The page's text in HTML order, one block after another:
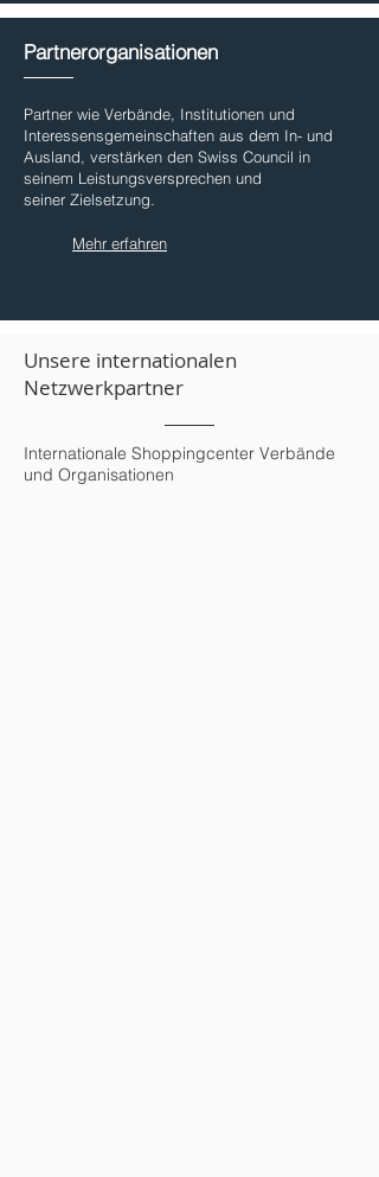
Partnerorganisationen
Partner wie Verbände, Institutionen und
Interessensgemeinschaften aus dem In- und
Ausland, verstärken den Swiss Council in
seinem Leistungsversprechen und
seiner Zielsetzung.
Mehr erfahren
Unsere internationalen
Netzwerkpartner
Internationale Shoppingcenter Verbände
und Organisationen